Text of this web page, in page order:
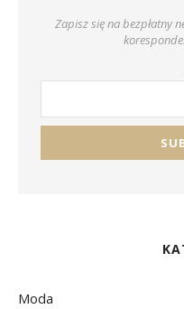
Zapisz się na bezpłatny
Moda